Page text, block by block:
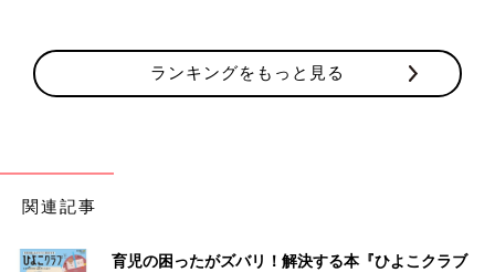
ランキングをもっと見る
関連記事
育児の困ったがズバリ！解決する本『ひよこクラブ